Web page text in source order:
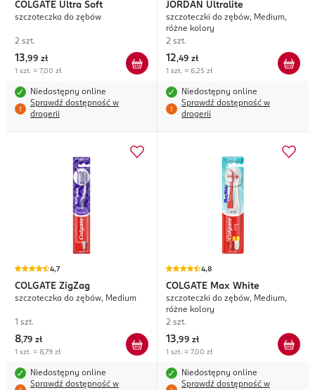
COLGATE Ultra Soft
szczoteczka do zębów
2 szt.
13,99 zł
1 szt. = 7,00 zł
Niedostępny online
Sprawdź dostępność w
drogerii
JORDAN Ultralite
szczoteczki do zębów, Medium,
różne kolory
2 szt.
12,49 zł
1 szt. = 6,25 zł
Niedostępny online
Sprawdź dostępność w
drogerii
4,7
COLGATE ZigZag
szczoteczka do zębów, Medium
1 szt.
8,79 zł
1 szt. = 8,79 zł
Niedostępny online
Sprawdź dostępność w
4,8
COLGATE Max White
szczoteczki do zębów, Medium,
różne kolory
2 szt.
13,99 zł
1 szt. = 7,00 zł
Niedostępny online
Sprawdź dostępność w